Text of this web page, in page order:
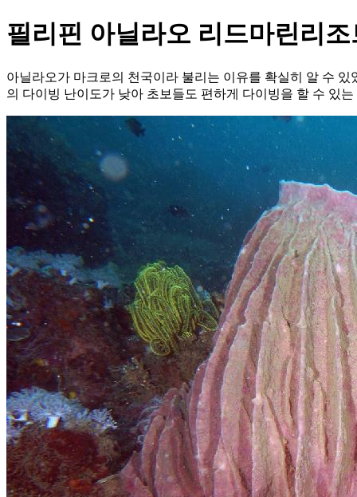
필리핀 아닐라오 리드마린리
아닐라오가 마크로의 천국이라 불리는 이유를 확실히 알 수
의 다이빙 난이도가 낮아 초보들도 편하게 다이빙을 할 수 있